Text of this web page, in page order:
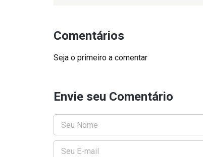
Comentários
Seja o primeiro a comentar
Envie seu Comentário